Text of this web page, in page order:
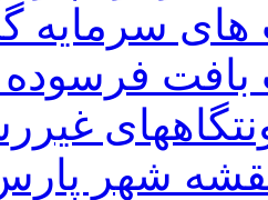
سرمایه
بافت
شهر پارس